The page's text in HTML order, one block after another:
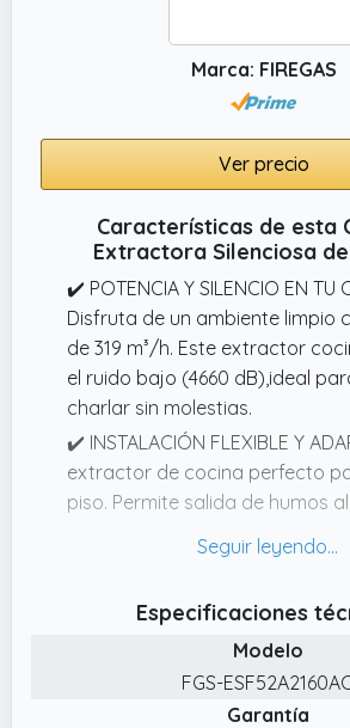
Marca: FIREGAS
Ver precio
Características de esta
Extractora Silenciosa de
✔️ POTENCIA Y SILENCIO EN TU
Disfruta de un ambiente limpio
de 319 m³/h. Este extractor
el ruido bajo (4660 dB),ideal
charlar sin molestias.
✔️ INSTALACIÓN FLEXIBLE Y
extractor de cocina perfecto
piso. Permite salida de humos
cualquier salida de humos.
una luz LED de 2W que ofrece
clara sobre tus fogones. Ahorra
mientras iluminas tus mejores
esta campana extractora 60 cm.
Especificaciones
Modelo
FGS-
Garantía